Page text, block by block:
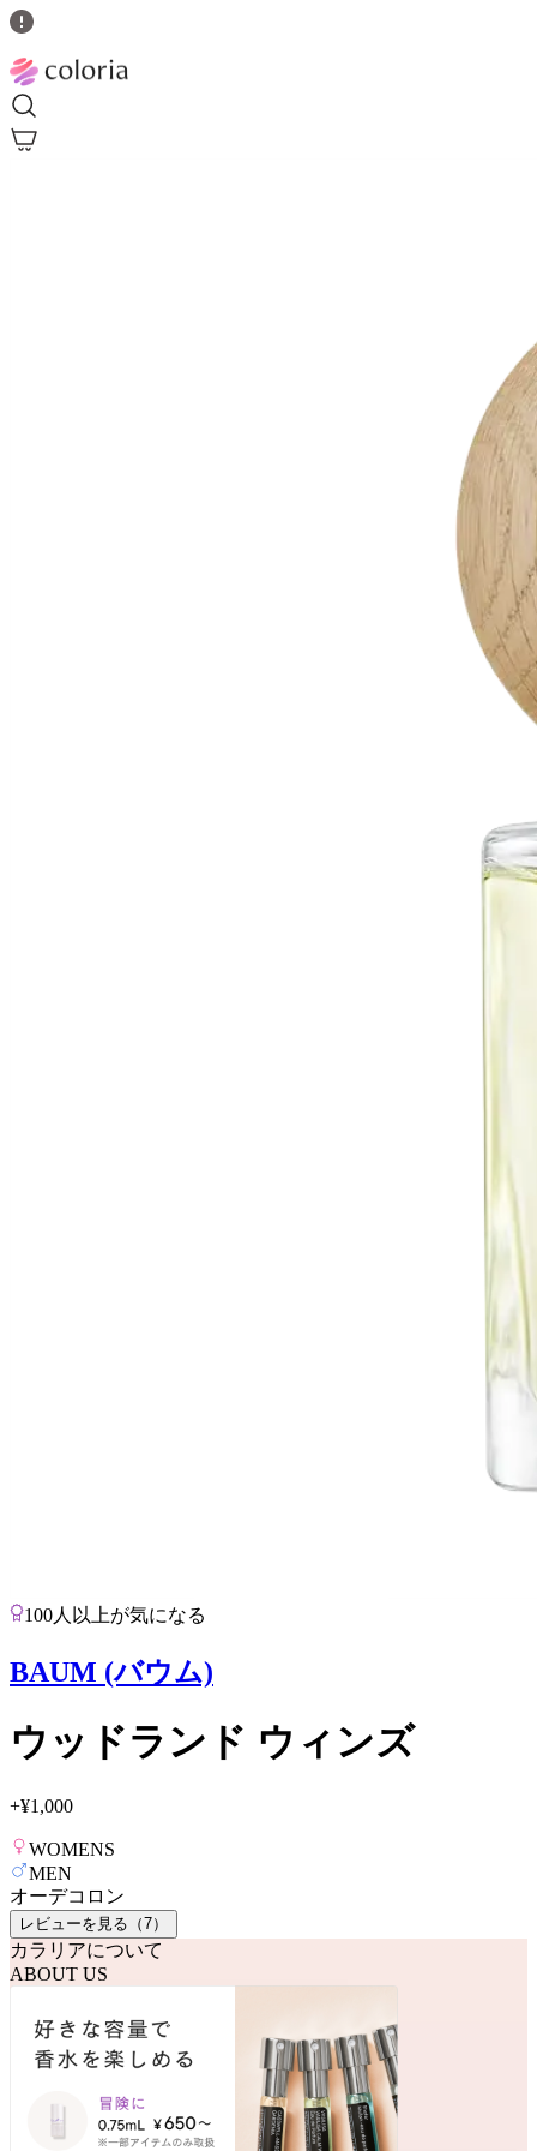
100人以上が気になる
BAUM (バウム)
ウッドランド ウィンズ
+¥1,000
WOMENS
MEN
オーデコロン
レビューを見る（7）
カラリアについて
ABOUT US